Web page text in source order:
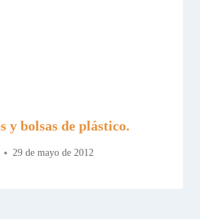
y bolsas de plástico.
29 de mayo de 2012